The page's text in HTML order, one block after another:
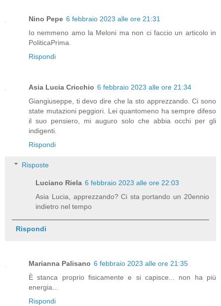
Nino Pepe 6 febbraio 2023 alle ore 21:31
Io nemmeno amo la Meloni ma non ci faccio un articolo in
PoliticaPrima.
Rispondi
Asia Lucia Cricchio 6 febbraio 2023 alle ore 21:34
Giangiuseppe, ti devo dire che la sto apprezzando. Ci sono
state mutazioni peggiori. Lei quantomeno ha sempre difeso
il suo pensiero, mi auguro solo che abbia occhi per gli
indigenti.
Rispondi
Risposte
Luciano Riela 6 febbraio 2023 alle ore 22:03
Asia Lucia, apprezzando? Ci sta portando un 20ennio
indietro nel tempo
Rispondi
Marianna Palisano 6 febbraio 2023 alle ore 21:35
È stanca proprio fisicamente e si capisce... non ha più
energia...
Rispondi